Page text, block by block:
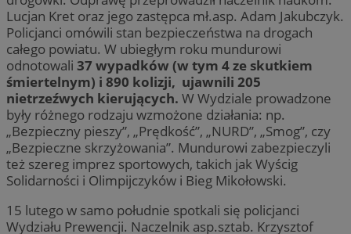
Lucjan Kret oraz jego zastępca mł.asp. Adam Jakubczyk.
Policjanci omówili stan bezpieczeństwa na drogach
całego powiatu. W ubiegłym roku mundurowi
odnotowali 37 wypadków (w tym 4 ze skutkiem
śmiertelnym) i 890 kolizji, ujawnili 205
nietrzeźwych kierujących. W Wydziale prowadzone
były różnego rodzaju wzmożone działania: np.
„Bezpieczny pieszy”, „Prędkość”, „NURD”, „Smog”, czy
„Bezpieczne skrzyżowania”. Mundurowi zabezpieczyli
też szereg imprez sportowych, takich jak Wyścig
Solidarności i Olimpijczyków i Bieg Mikołowski.
15 lutego w samo południe spotkali się policjanci
Wydziału Prewencji. Naczelnik asp.sztab. Krzysztof